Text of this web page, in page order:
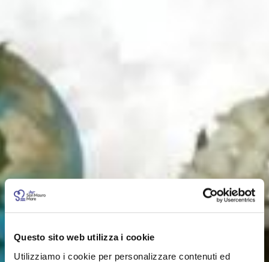
Questo sito web utilizza i cookie
Utilizziamo i cookie per personalizzare contenuti ed